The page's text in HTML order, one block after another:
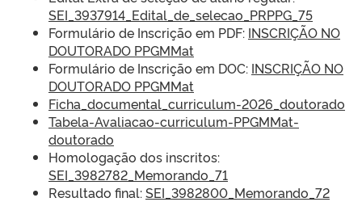
SEI_3937914_Edital_de_selecao_PRPPG_75
Formulário de Inscrição em PDF: INSCRIÇÃO NO
DOUTORADO PPGMMat
Formulário de Inscrição em DOC: INSCRIÇÃO NO
DOUTORADO PPGMMat
Ficha_documental_curriculum-2026_doutorado
Tabela-Avaliacao-curriculum-PPGMMat-
doutorado
Homologação dos inscritos:
SEI_3982782_Memorando_71
Resultado final:SEI_3982800_Memorando_72